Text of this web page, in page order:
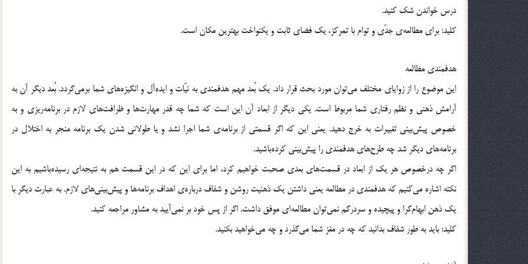
درس خواندن شك كنيد.
كليد: براي مطالعه‌ي جدّي و توام با تمركز، يك فضاي ثابت و يكنواخت بهترين مكان است.
هدفمندي مطالعه
اين موضوع را از زواياي مختلف مي‌توان مورد بحث قرار داد. يك بُعد مهم هدفمندي به نيّات و ايده‌آل و انگيزه‌هاي شما برمي‌گردد. بُعد ديگر آن به
آرامش ذهني و نظم رفتاري شما مربوط است. يكي ديگر از ابعاد آن اين است كه شما چه قدر مهارت‌ها و ظرافت‌هاي لازم در برنامه‌ريزي و به
خصوص پيش‌بيني تغييرات به خرج دهيد. يعني اين كه اگر قسمتي از برنامه‌ي شما اجرا نشد و يا طولاني شدن يك برنامه منجر به اختلال در
برنامه‌هاي ديگر شد چه طرح‌هاي هدفمندي را پيش‌بيني كرده‌باشيد.
اگر چه درخصوص هر يك از ابعاد در قسمت‌هاي بعدي صحبت خواهيم كرد، اما براي اين كه در اين قسمت هم به نتيجه‌اي رسيده‌باشيم به اين
نكته اشاره مي‌كنيم كه هدفمندي در مطالعه يعني داشتن يك ذهنيت روشن و شفاف درباره‌ي اهداف برنامه‌ها و پيش‌بيني‌هاي لازم. به عبارت ديگر با
يك ذهن ابهام‌گرا و پيچيده و سردرگم نمي‌توان مطالعه‌اي موفق داشت. اگر از پس خود بر نمي‌آييد به مشاور مراجعه كنيد.
كليد: بايد به طور شفاف بدانيد كه چه در مغز شما مي‌گذرد و چه مي‌خواهيد بكنيد.